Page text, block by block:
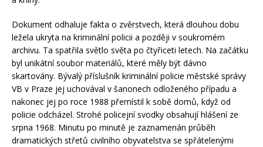
Dokument odhaluje fakta o zvěrstvech, která dlouhou dobu
ležela ukryta na kriminální policii a později v soukromém
archivu. Ta spatřila světlo světa po čtyřiceti letech. Na začátku
byl unikátní soubor materiálů, které měly být dávno
skartovány. Bývalý příslušník kriminální policie městské správy
VB v Praze jej uchovával v šanonech odloženého případu a
nakonec jej po roce 1988 přemístil k sobě domů, když od
policie odcházel. Strohé policejní svodky obsahují hlášení ze
srpna 1968. Minutu po minutě je zaznamenán průběh
dramatických střetů civilního obyvatelstva se spřátelenými